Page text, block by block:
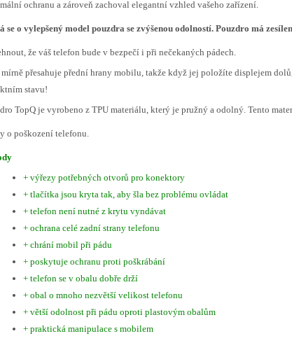
ochranu a zároveň zachoval elegantní vzhled vašeho zařízení.
se o vylepšený model pouzdra se zvýšenou odolností. Pouzdro má
že váš telefon bude v bezpečí i při nečekaných pádech.
přesahuje přední hrany mobilu, takže když jej položíte displejem
stavu!
TopQ je vyrobeno z TPU materiálu, který je pružný a odolný. Tento
o poškození telefonu.
+ výřezy potřebných otvorů pro konektory
+ tlačítka jsou kryta tak, aby šla bez problému ovládat
+ telefon není nutné z krytu vyndávat
+ ochrana celé zadní strany telefonu
+ chrání mobil při pádu
+ poskytuje ochranu proti poškrábání
+ telefon se v obalu dobře drží
+ obal o mnoho nezvětší velikost telefonu
+ větší odolnost při pádu oproti plastovým obalům
+ praktická manipulace s mobilem